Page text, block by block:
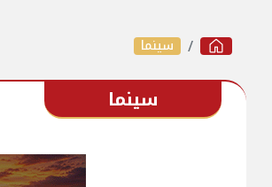
سينما
سينما